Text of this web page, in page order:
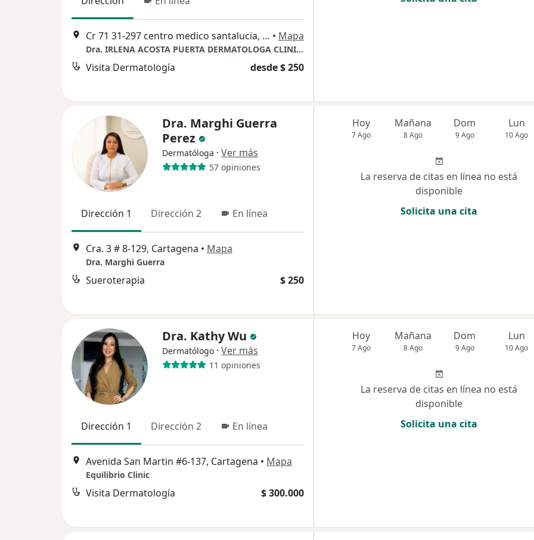
Cr 71 31-297 centro medico santalucia, Cartagena • Mapa
Dra. IRLENA ACOSTA PUERTA DERMATOLOGA CLINICA Y ESTETICA
Visita Dermatología desde $ 250
Dra. Marghi Guerra
Perez
Dermatóloga · Ver más
57 opiniones
Dirección 1 Dirección 2 En línea
Cra. 3 # 8-129, Cartagena • Mapa
Dra. Marghi Guerra
Sueroterapia $ 250
Hoy
7 Ago
Mañana
8 Ago
Dom
9 Ago
Lun
10 Ago
La reserva de citas en línea no está
disponible
Solicita una cita
Dra. Kathy Wu
Dermatólogo · Ver más
11 opiniones
Dirección 1 Dirección 2 En línea
Avenida San Martin #6-137, Cartagena • Mapa
Equilibrio Clinic
Visita Dermatología $ 300.000
Hoy
7 Ago
Mañana
8 Ago
Dom
9 Ago
Lun
10 Ago
La reserva de citas en línea no está
disponible
Solicita una cita